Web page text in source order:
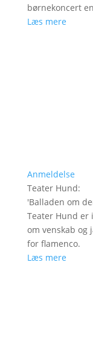
børnekoncert
Læs mere
Anmeldelse
Teater Hund:
'Balladen om
Teater Hund
om venskab og
for flamenco.
Læs mere